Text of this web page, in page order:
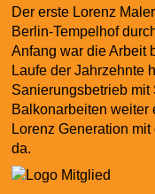
Der erste Lorenz
Berlin-Tempelhof
Anfang war die Arbeit
Laufe der Jahrzehnte
Sanierungsbetrieb
Balkonarbeiten weiter
Lorenz Generation
da.